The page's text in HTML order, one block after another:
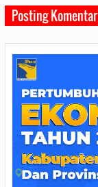
Posting Komentar